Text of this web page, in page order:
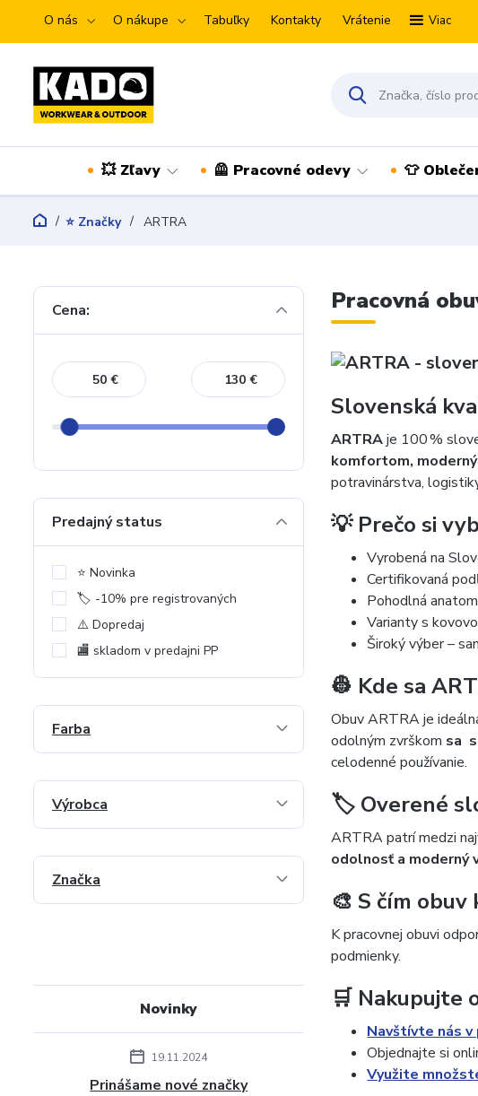
O nás O nákupe Tabuľky Kontakty Vrátenie Viac
💥 Zľavy 🦺 Pracovné odevy 👕
⭐ Značky ARTRA
Pracovná
Slovenská
ARTRAje 100 %
komfortom,
potravinárstva,
💡 Prečo si
Vyrobená na
Certifikovaná
Pohodlná
Varianty s
Široký výber –
👷 Kde sa
Obuv ARTRA je
odolným zvrškom sa
celodenné používanie.
🏷️ Overené
ARTRA patrí medzi
odolnosť a moderný
🎨 S čím
K pracovnej obuvi
podmienky.
🛒 Nakupujte
Navštívte nás v
Objednajte si
Využite
Cena:
€ €
Predajný status
⭐️ Novinka
🏷️ -10% pre registrovaných
⚠️ Dopredaj
🏬 skladom v predajni PP
Farba
Výrobca
Značka
Novinky
19.11.2024
Prinášame nové značky